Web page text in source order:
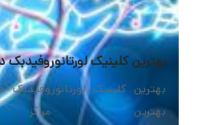
بهترین کلینیک
بهترین کلینیک
بهترین مراکز